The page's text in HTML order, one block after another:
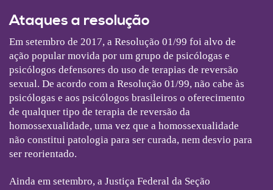
Ataques a resolução
Em setembro de 2017, a Resolução 01/99 foi alvo de
ação popular movida por um grupo de psicólogas e
psicólogos defensores do uso de terapias de reversão
sexual. De acordo com a Resolução 01/99, não cabe às
psicólogas e aos psicólogos brasileiros o oferecimento
de qualquer tipo de terapia de reversão da
homossexualidade, uma vez que a homossexualidade
não constitui patologia para ser curada, nem desvio para
ser reorientado.
Ainda em setembro, a Justiça Federal da Seção